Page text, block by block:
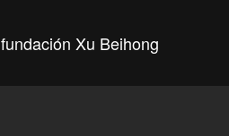
fundación Xu Beihong